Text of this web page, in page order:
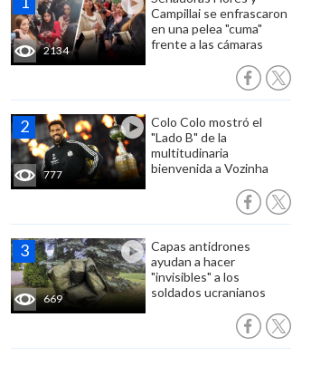
2134
Campillai se enfrascaron
en una pelea "cuma"
frente a las cámaras
777
Colo Colo mostró el
"Lado B" de la
multitudinaria
bienvenida a Vozinha
669
Capas antidrones
ayudan a hacer
"invisibles" a los
soldados ucranianos